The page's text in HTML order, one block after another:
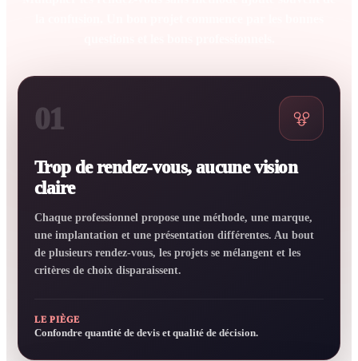
01
Trop de rendez-vous, aucune vision
claire
Chaque professionnel propose une méthode, une marque,
une implantation et une présentation différentes. Au bout
de plusieurs rendez-vous, les projets se mélangent et les
critères de choix disparaissent.
LE PIÈGE
Confondre quantité de devis et qualité de décision.